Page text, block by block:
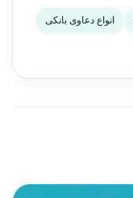
انواع دعاوی بانکی